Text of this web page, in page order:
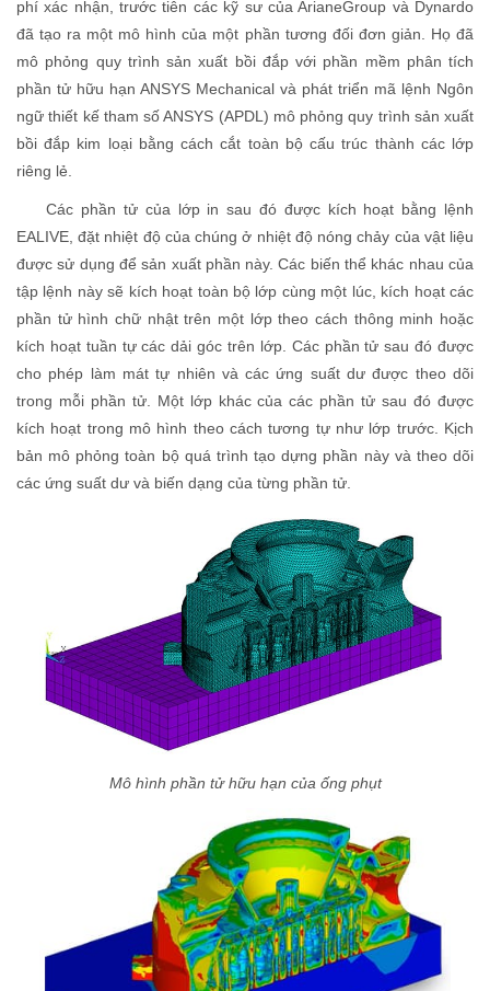
phí xác nhận, trước tiên các kỹ sư của ArianeGroup và Dynardo
đã tạo ra một mô hình của một phần tương đối đơn giản. Họ đã
mô phỏng quy trình sản xuất bồi đắp với phần mềm phân tích
phần tử hữu hạn ANSYS Mechanical và phát triển mã lệnh Ngôn
ngữ thiết kế tham số ANSYS (APDL) mô phỏng quy trình sản xuất
bồi đắp kim loại bằng cách cắt toàn bộ cấu trúc thành các lớp
riêng lẻ.
Các phần tử của lớp in sau đó được kích hoạt bằng lệnh
EALIVE, đặt nhiệt độ của chúng ở nhiệt độ nóng chảy của vật liệu
được sử dụng để sản xuất phần này. Các biến thể khác nhau của
tập lệnh này sẽ kích hoạt toàn bộ lớp cùng một lúc, kích hoạt các
phần tử hình chữ nhật trên một lớp theo cách thông minh hoặc
kích hoạt tuần tự các dải góc trên lớp. Các phần tử sau đó được
cho phép làm mát tự nhiên và các ứng suất dư được theo dõi
trong mỗi phần tử. Một lớp khác của các phần tử sau đó được
kích hoạt trong mô hình theo cách tương tự như lớp trước. Kịch
bản mô phỏng toàn bộ quá trình tạo dựng phần này và theo dõi
các ứng suất dư và biến dạng của từng phần tử.
Mô hình phần tử hữu hạn của ống phụt